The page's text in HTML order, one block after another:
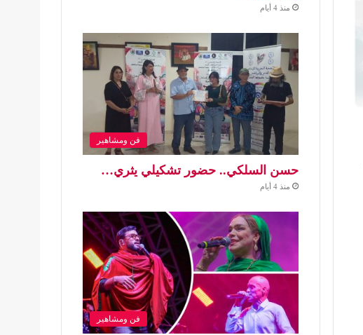
منذ 4 أيام
فن ومشاهير
حسن السلكي.. حضور تشكيلي يثري…
منذ 4 أيام
فن ومشاهير